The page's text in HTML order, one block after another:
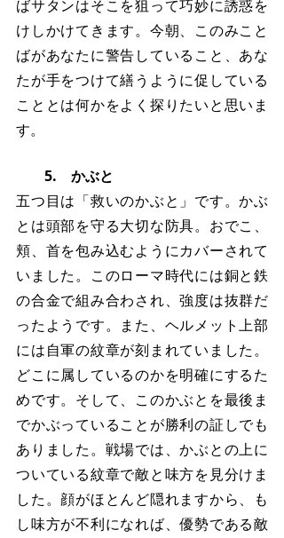
ばサタンはそこを狙って巧妙に誘惑を
けしかけてきます。今朝、このみこと
ばがあなたに警告していること、あな
たが手をつけて繕うように促している
こととは何かをよく探りたいと思いま
す。
5.　かぶと
五つ目は「救いのかぶと」です。かぶ
とは頭部を守る大切な防具。おでこ、
頬、首を包み込むようにカバーされて
いました。このローマ時代には銅と鉄
の合金で組み合わされ、強度は抜群だ
ったようです。また、ヘルメット上部
には自軍の紋章が刻まれていました。
どこに属しているのかを明確にするた
めです。そして、このかぶとを最後ま
でかぶっていることが勝利の証しでも
ありました。戦場では、かぶとの上に
ついている紋章で敵と味方を見分けま
した。顔がほとんど隠れますから、も
し味方が不利になれば、優勢である敵